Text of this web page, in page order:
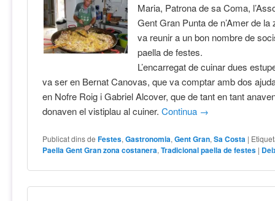
Maria, Patrona de sa Coma,
Gent Gran Punta de n’Amer de
va reunir a un bon nombre de
paella de festes.
L’encarregat de cuinar dues
va ser en Bernat Canovas, que va comptar amb dos
en Nofre Roig i Gabriel Alcover, que de tant en tant
donaven el vistiplau al cuiner.Continua →
Publicat dins de Festes,Gastronomia,Gent Gran,Sa Costa |
Paella Gent Gran zona costanera,Tradicional paella de festes |